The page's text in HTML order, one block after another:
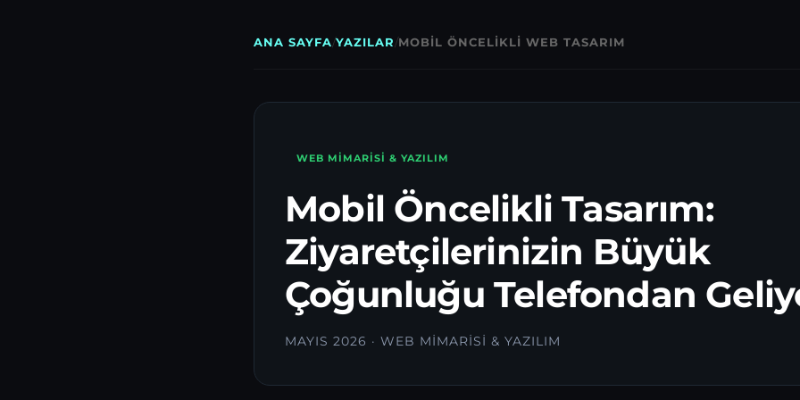
ANA SAYFA/YAZILAR/MOBIL ÖNCELIKLI WEB TASARIM
WEB MIMARISI & YAZILIM
Mobil Öncelikli Tasarım:
Ziyaretçilerinizin Büyük
Çoğunluğu Telefondan
MAYIS 2026 · WEB MIMARISI & YAZILIM